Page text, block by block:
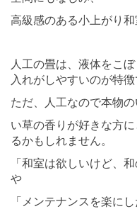
高級感のある小上がり和
人工の畳は、液体をこ
入れがしやすいのが特徴
ただ、人工なので本物
い草の香りが好きな方
るかもしれません。
「和室は欲しいけど、
や
「メンテナンスを楽に